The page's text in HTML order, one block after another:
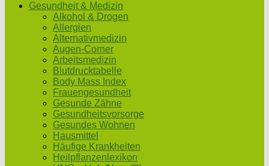
Gesundheit & Medizin
Alkohol & Drogen
Allergien
Alternativmedizin
Augen-Corner
Arbeitsmedizin
Blutdrucktabelle
Body Mass Index
Frauengesundheit
Gesunde Zähne
Gesundheitsvorsorge
Gesundes Wohnen
Hausmittel
Häufige Krankheiten
Heilpflanzenlexikon